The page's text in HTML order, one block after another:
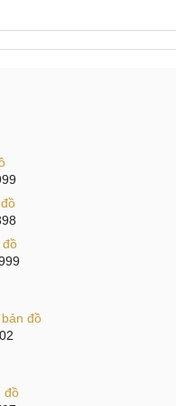
toán theo từng tháng
bạn chọn mua bằng thẻ
toàn bộ quá trình
iPhone 16e cũ nhưng
nhân viên MobileCity
tín dụng với 0 lãi suất.
với iPhone 15 mới,
điện thoại trên.
đồ
đồ
đồ